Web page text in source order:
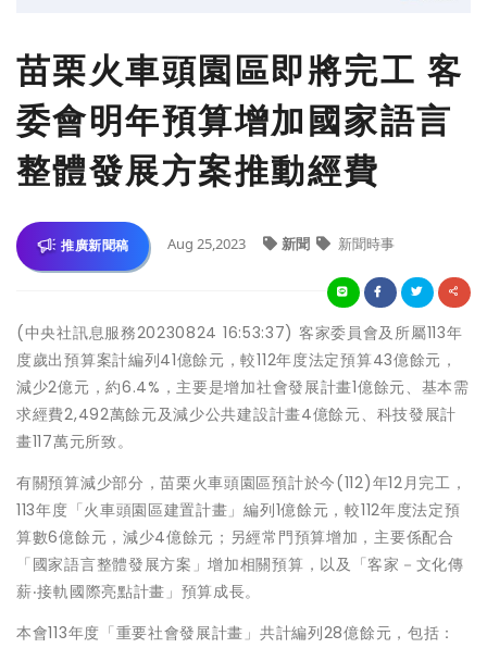
苗栗火車頭園區即將完工 客
委會明年預算增加國家語言
整體發展方案推動經費
推廣新聞稿 Aug 25,2023 新聞 新聞時事
(中央社訊息服務20230824 16:53:37) 客家委員會及所屬113年
度歲出預算案計編列41億餘元，較112年度法定預算43億餘元，
減少2億元，約6.4%，主要是增加社會發展計畫1億餘元、基本需
求經費2,492萬餘元及減少公共建設計畫4億餘元、科技發展計
畫117萬元所致。
有關預算減少部分，苗栗火車頭園區預計於今(112)年12月完工，
113年度「火車頭園區建置計畫」編列1億餘元，較112年度法定預
算數6億餘元，減少4億餘元；另經常門預算增加，主要係配合
「國家語言整體發展方案」增加相關預算，以及「客家－文化傳
薪‧接軌國際亮點計畫」預算成長。
本會113年度「重要社會發展計畫」共計編列28億餘元，包括：